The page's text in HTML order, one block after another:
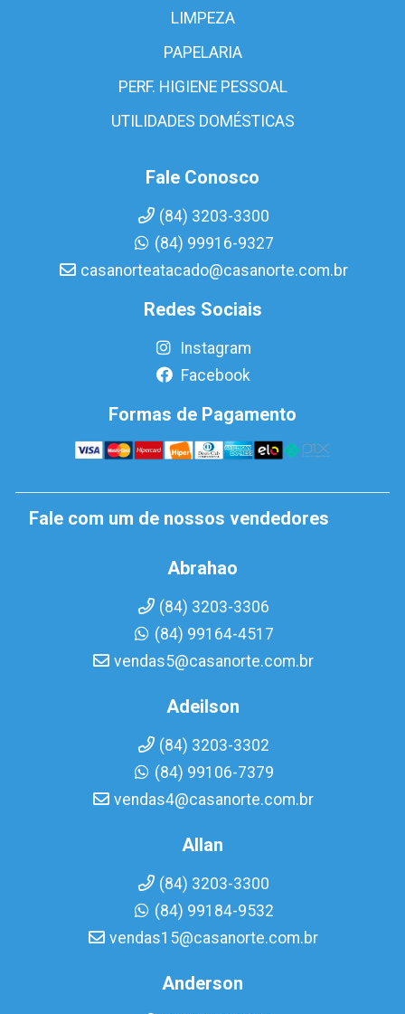
LIMPEZA
PAPELARIA
PERF. HIGIENE PESSOAL
UTILIDADES DOMÉSTICAS
Fale Conosco
(84) 3203-3300
(84) 99916-9327
casanorteatacado@casanorte.com.br
Redes Sociais
Instagram
Facebook
Formas de Pagamento
Fale com um de nossos vendedores
Abrahao
(84) 3203-3306
(84) 99164-4517
vendas5@casanorte.com.br
Adeilson
(84) 3203-3302
(84) 99106-7379
vendas4@casanorte.com.br
Allan
(84) 3203-3300
(84) 99184-9532
vendas15@casanorte.com.br
Anderson